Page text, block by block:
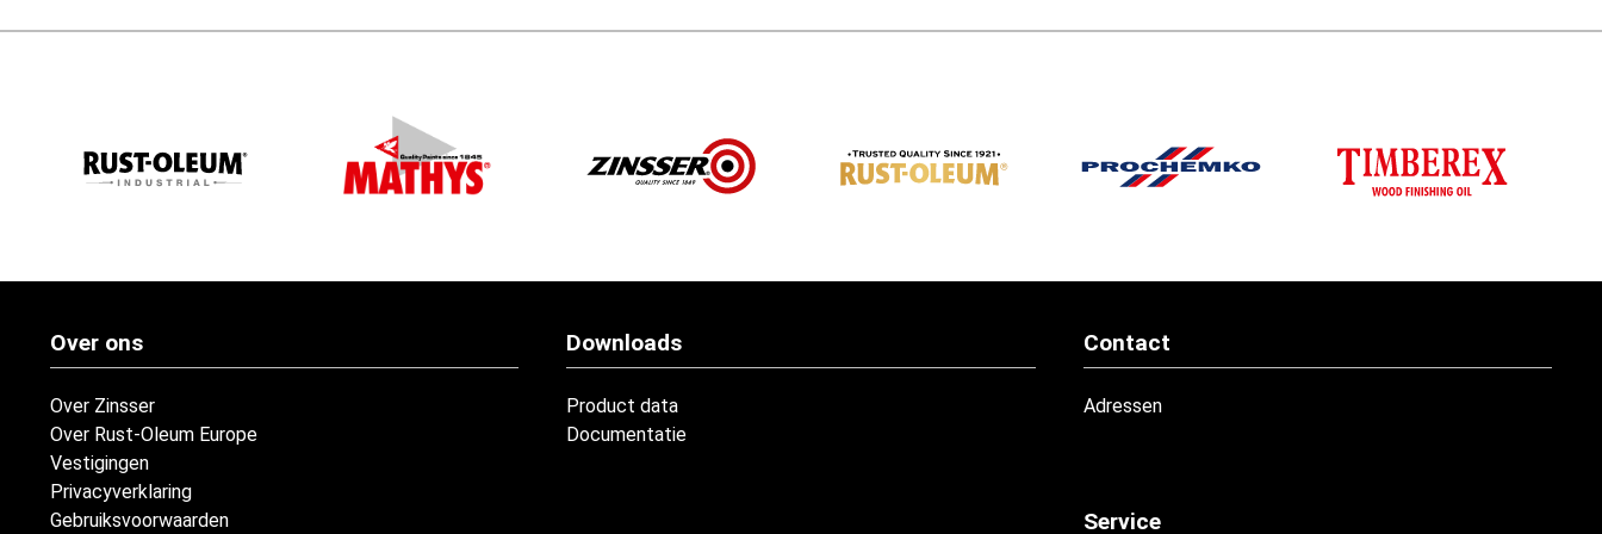
Over ons
Over Zinsser
Over Rust-Oleum Europe
Vestigingen
Privacyverklaring
Gebruiksvoorwaarden
Downloads
Product data
Documentatie
Contact
Adressen
Service